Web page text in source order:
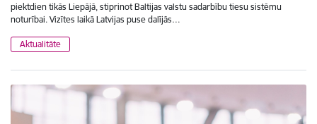
piektdien tikās Liepājā, stiprinot Baltijas valstu sadarbību tiesu sistēmu
noturībai. Vizītes laikā Latvijas puse dalījās…
Aktualitāte